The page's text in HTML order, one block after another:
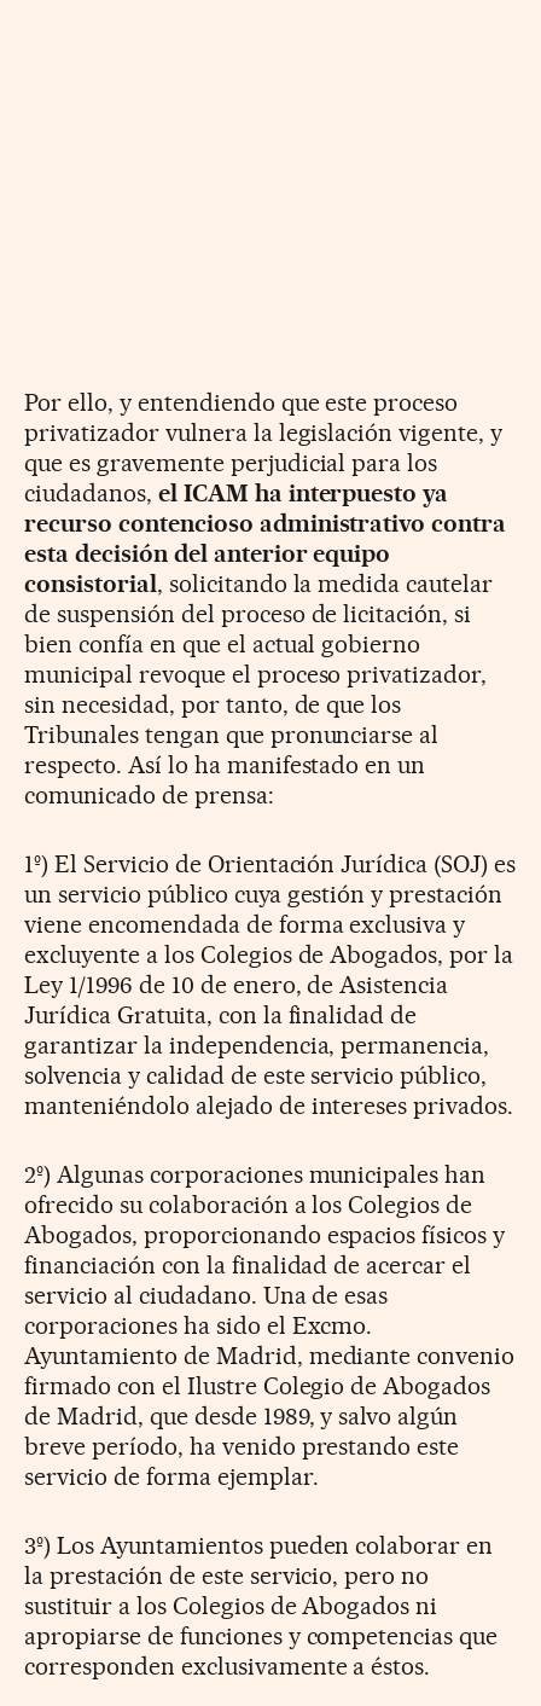
Por ello, y entendiendo que este proceso
privatizador vulnera la legislación vigente, y
que es gravemente perjudicial para los
ciudadanos, el ICAM ha interpuesto ya
recurso contencioso administrativo contra
esta decisión del anterior equipo
consistorial, solicitando la medida cautelar
de suspensión del proceso de licitación, si
bien confía en que el actual gobierno
municipal revoque el proceso privatizador,
sin necesidad, por tanto, de que los
Tribunales tengan que pronunciarse al
respecto. Así lo ha manifestado en un
comunicado de prensa:
1º) El Servicio de Orientación Jurídica (SOJ) es
un servicio público cuya gestión y prestación
viene encomendada de forma exclusiva y
excluyente a los Colegios de Abogados, por la
Ley 1/1996 de 10 de enero, de Asistencia
Jurídica Gratuita, con la finalidad de
garantizar la independencia, permanencia,
solvencia y calidad de este servicio público,
manteniéndolo alejado de intereses privados.
2º) Algunas corporaciones municipales han
ofrecido su colaboración a los Colegios de
Abogados, proporcionando espacios físicos y
financiación con la finalidad de acercar el
servicio al ciudadano. Una de esas
corporaciones ha sido el Excmo.
Ayuntamiento de Madrid, mediante convenio
firmado con el Ilustre Colegio de Abogados
de Madrid, que desde 1989, y salvo algún
breve período, ha venido prestando este
servicio de forma ejemplar.
3º) Los Ayuntamientos pueden colaborar en
la prestación de este servicio, pero no
sustituir a los Colegios de Abogados ni
apropiarse de funciones y competencias que
corresponden exclusivamente a éstos.